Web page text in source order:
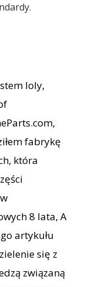
loly,
fabrykę
która
8 lata, A
artykułu
się z
związaną